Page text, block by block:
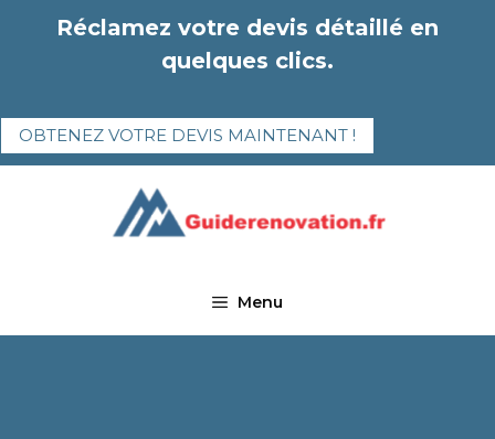
Réclamez votre devis détaillé en
quelques clics.
OBTENEZ VOTRE DEVIS MAINTENANT !
Menu